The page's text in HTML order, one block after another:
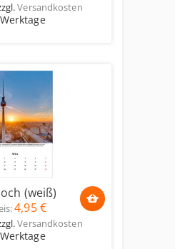
Versandkosten
(weiß)
4,95 €
Versandkosten